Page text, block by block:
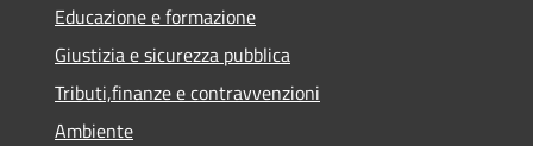
Educazione e formazione
Giustizia e sicurezza pubblica
Tributi,finanze e contravvenzioni
Ambiente